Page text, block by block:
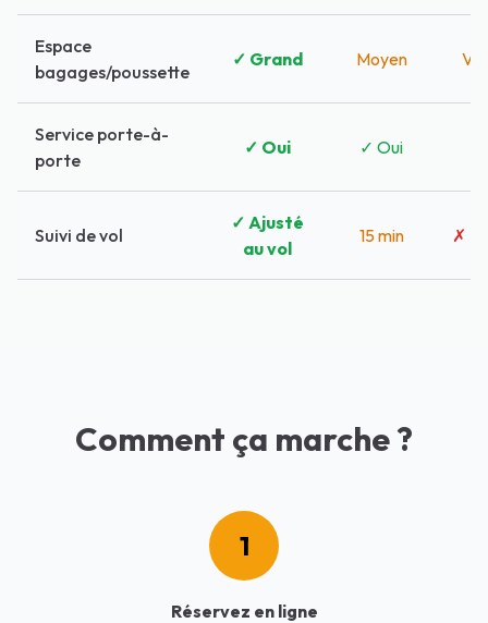
Espace
bagages/poussette
✓ Grand Moyen
Service porte-à-
porte
✓ Oui ✓ Oui
Suivi de vol
✓ Ajusté
au vol
15 min ✗
Comment ça marche ?
1
Réservez en ligne